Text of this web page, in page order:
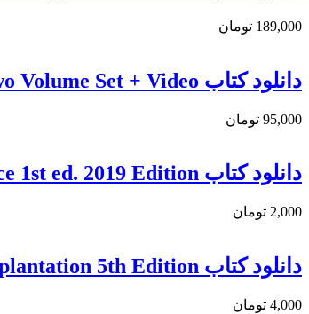
189,000 تومان
دانلود کتاب Secondary Rhinoplasty: By the Global Masters – Two Volume Set + Video
95,000 تومان
دانلود کتاب Autologous fat tissue transfer: Principles and Clinical Practice 1st ed. 2019 Edition
2,000 تومان
دانلود کتاب Hair Transplantation 5th Edition
4,000 تومان